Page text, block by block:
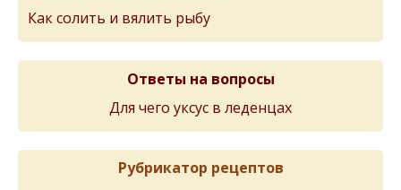
Как солить и вялить рыбу
Ответы на вопросы
Для чего уксус в леденцах
Рубрикатор рецептов